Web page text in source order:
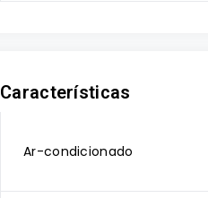
Características
Ar-condicionado